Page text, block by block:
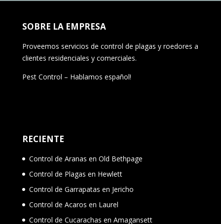
SOBRE LA EMPRESA
Proveemos servicios de control de plagas y roedores a
clientes residenciales y comerciales.
Pest Control – Hablamos español!
RECIENTE
Control de Aranas en Old Bethpage
Control de Plagas en Hewlett
Control de Garrapatas en Jericho
Control de Acaros en Laurel
Control de Cucarachas en Amagansett